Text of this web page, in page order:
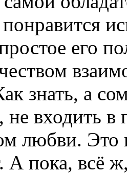
его
знать, а
не входить
любви. Это
А пока, всё